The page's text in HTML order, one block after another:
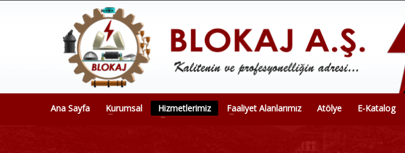
Ana Sayfa Kurumsal Hizmetlerimiz Faaliyet Alanlarımız Atölye E-Katalog